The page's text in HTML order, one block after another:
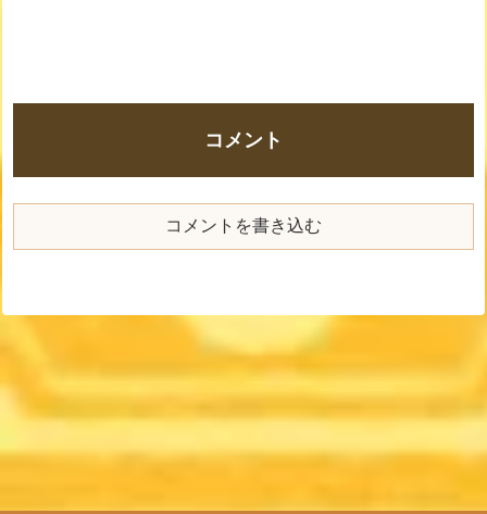
コメント
コメントを書き込む